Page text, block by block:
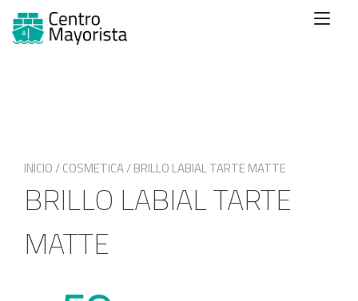
contenido
INICIO/COSMETICA/ BRILLO LABIAL TARTE MATTE
BRILLO LABIAL TARTE
MATTE